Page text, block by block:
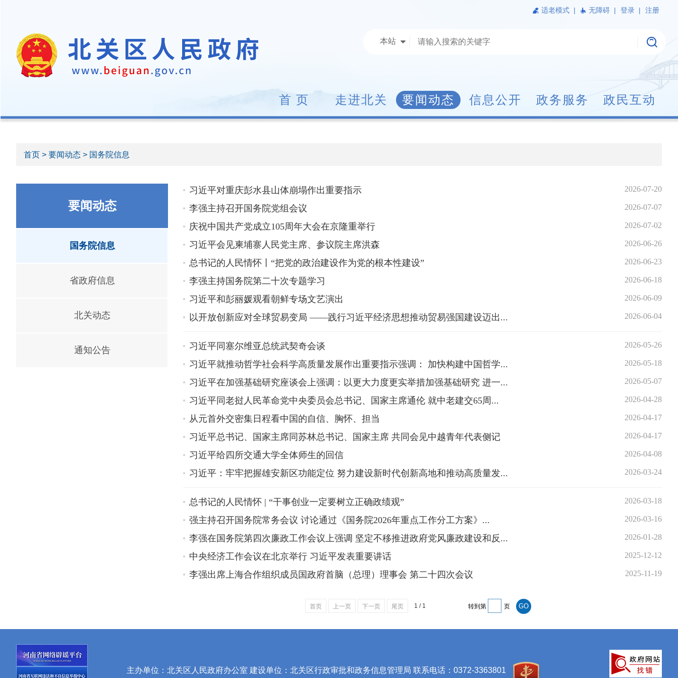
适老模式 | 无障碍 | 登录 | 注册
本站
首 页 走进北关 要闻动态 信息公开 政务服务 政民互动
首页 > 要闻动态 > 国务院信息
要闻动态
国务院信息
省政府信息
北关动态
通知公告
习近平对重庆彭水县山体崩塌作出重要指示 2026-07-20
李强主持召开国务院党组会议 2026-07-07
庆祝中国共产党成立105周年大会在京隆重举行 2026-07-02
习近平会见柬埔寨人民党主席、参议院主席洪森 2026-06-26
总书记的人民情怀丨“把党的政治建设作为党的根本性建设” 2026-06-23
李强主持国务院第二十次专题学习 2026-06-18
习近平和彭丽媛观看朝鲜专场文艺演出 2026-06-09
以开放创新应对全球贸易变局 ——践行习近平经济思想推动贸易强国建设迈出... 2026-06-04
习近平同塞尔维亚总统武契奇会谈 2026-05-26
习近平就推动哲学社会科学高质量发展作出重要指示强调： 加快构建中国哲学... 2026-05-18
习近平在加强基础研究座谈会上强调：以更大力度更实举措加强基础研究 进一... 2026-05-07
习近平同老挝人民革命党中央委员会总书记、国家主席通伦 就中老建交65周... 2026-04-28
从元首外交密集日程看中国的自信、胸怀、担当 2026-04-17
习近平总书记、国家主席同苏林总书记、国家主席 共同会见中越青年代表侧记 2026-04-17
习近平给四所交通大学全体师生的回信 2026-04-08
习近平：牢牢把握雄安新区功能定位 努力建设新时代创新高地和推动高质量发... 2026-03-24
总书记的人民情怀 | “干事创业一定要树立正确政绩观” 2026-03-18
强主持召开国务院常务会议 讨论通过《国务院2026年重点工作分工方案》... 2026-03-16
李强在国务院第四次廉政工作会议上强调 坚定不移推进政府党风廉政建设和反... 2026-01-28
中央经济工作会议在北京举行 习近平发表重要讲话 2025-12-12
李强出席上海合作组织成员国政府首脑（总理）理事会 第二十四次会议 2025-11-19
首页 上一页 下一页 尾页 1 / 1 转到第 页
主办单位：北关区人民政府办公室 建设单位：北关区行政审批和政务信息管理局 联系电话：0372-3363801